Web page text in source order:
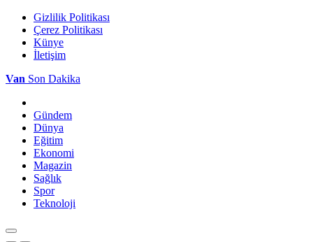
Gizlilik Politikası
Çerez Politikası
Künye
İletişim
Van Son Dakika
Gündem
Dünya
Eğitim
Ekonomi
Magazin
Sağlık
Spor
Teknoloji